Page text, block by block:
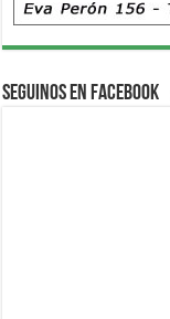
Seguinos en Facebook